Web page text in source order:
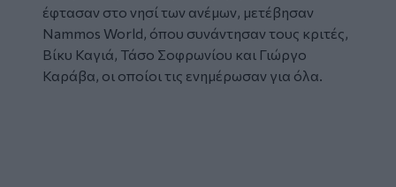
έφτασαν στο νησί των ανέμων, μετέβησαν
Nammos World, όπου συνάντησαν τους κριτές,
Βίκυ Καγιά, Τάσο Σοφρωνίου και Γιώργο
Καράβα, οι οποίοι τις ενημέρωσαν για όλα.